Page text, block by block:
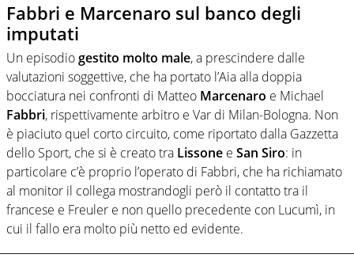
Fabbri e Marcenaro sul banco degli
imputati
Un episodiogestito molto male, a prescindere dalle
valutazioni soggettive, che ha portato l’Aia alla doppia
bocciatura nei confronti di Matteo Marcenaro e Michael
Fabbri, rispettivamente arbitro e Var di Milan-Bologna. Non
è piaciuto quel corto circuito, come riportato dalla Gazzetta
dello Sport, che si è creato tra Lissone e San Siro: in
particolare c’è proprio l’operato di Fabbri, che ha richiamato
al monitor il collega mostrandogli però il contatto tra il
francese e Freuler e non quello precedente con Lucumì, in
cui il fallo era molto più netto ed evidente.